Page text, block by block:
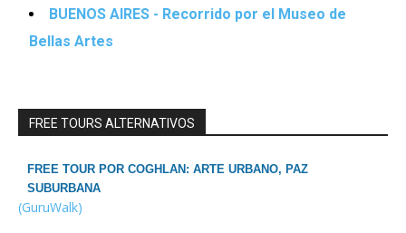
BUENOS AIRES - Recorrido por el Museo de
Bellas Artes
FREE TOURS ALTERNATIVOS
FREE TOUR POR COGHLAN: ARTE URBANO, PAZ
SUBURBANA
(GuruWalk)